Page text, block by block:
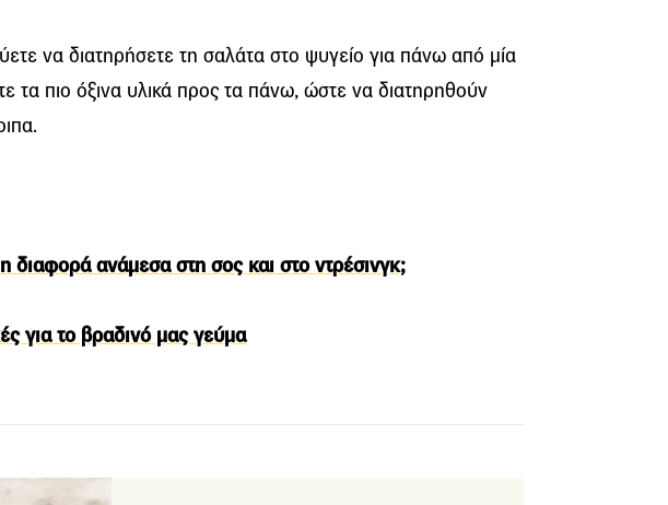
να διατηρήσετε τη σαλάτα στο ψυγείο για πάνω από μία
τα πιο όξινα υλικά προς τα πάνω, ώστε να διατηρηθούν
διαφορά ανάμεσα στη σος και στο ντρέσινγκ;
για το βραδινό μας γεύμα